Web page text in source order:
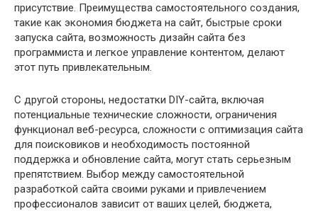
присутствие. Преимущества самостоятельного создания,
такие как экономия бюджета на сайт, быстрые сроки
запуска сайта, возможность дизайн сайта без
программиста и легкое управление контентом, делают
этот путь привлекательным.
С другой стороны, недостатки DIY-сайта, включая
потенциальные технические сложности, ограничения
функционал веб-ресурса, сложности с оптимизация сайта
для поисковиков и необходимость постоянной
поддержка и обновление сайта, могут стать серьезным
препятствием. Выбор между самостоятельной
разработкой сайта своими руками и привлечением
профессионалов зависит от ваших целей, бюджета,